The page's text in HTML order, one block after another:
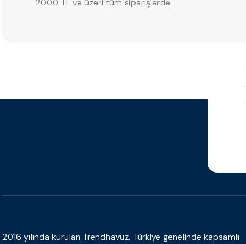
2000 TL ve üzeri tüm siparişlerde
2016 yılında kurulan Trendhavuz, Türkiye genelinde kapsamlı